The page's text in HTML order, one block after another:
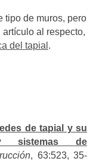
tipo de muros, pero
al respecto,
del tapial .
de tapial y su
y sistemas de
, 63:523, 35-